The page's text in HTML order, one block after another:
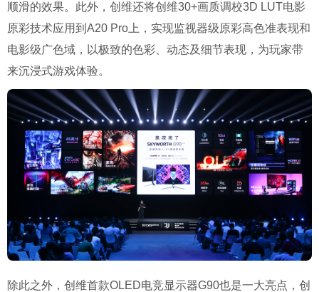
顺滑的效果。此外，创维还将创维30+画质调校3D LUT电影
原彩技术应用到A20 Pro上，实现监视器级原彩高色准表现和
电影级广色域，以极致的色彩、动态及细节表现，为玩家带
来沉浸式游戏体验。
除此之外，创维首款OLED电竞显示器G90也是一大亮点，创